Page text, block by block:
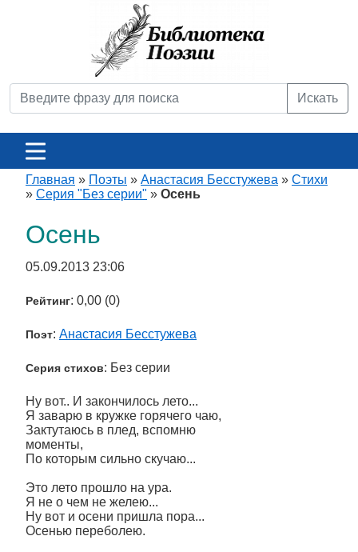
Искать
Главная » Поэты » Анастасия Бесстужева » Стихи
» Серия "Без серии" » Осень
Осень
05.09.2013 23:06
Рейтинг: 0,00 (0)
Поэт: Анастасия Бесстужева
Серия стихов: Без серии
Ну вот.. И закончилось лето...
Я заварю в кружке горячего чаю,
Зактутаюсь в плед, вспомню
моменты,
По которым сильно скучаю...
Это лето прошло на ура.
Я не о чем не желею...
Ну вот и осени пришла пора...
Осенью переболею.